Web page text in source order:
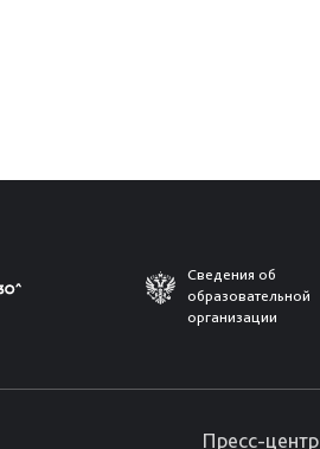
Сведения об
образовательной
организации
Пресс-центр